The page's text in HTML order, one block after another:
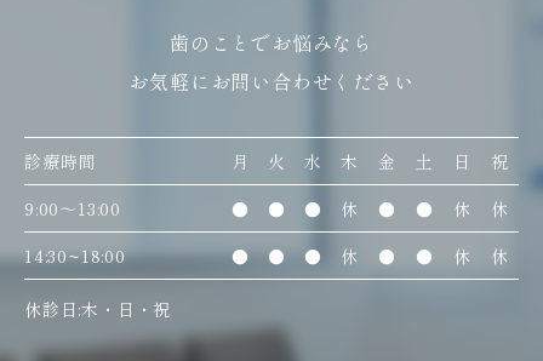
歯のことでお悩みなら
お気軽にお問い合わせください
診療時間 月 火 水 木 金 土 日
祝
9:00〜13:00
● ● ● 休 ● ● 休
休
14:30~18:00
● ● ● 休 ● ● 休 休
休診日:木・日・祝